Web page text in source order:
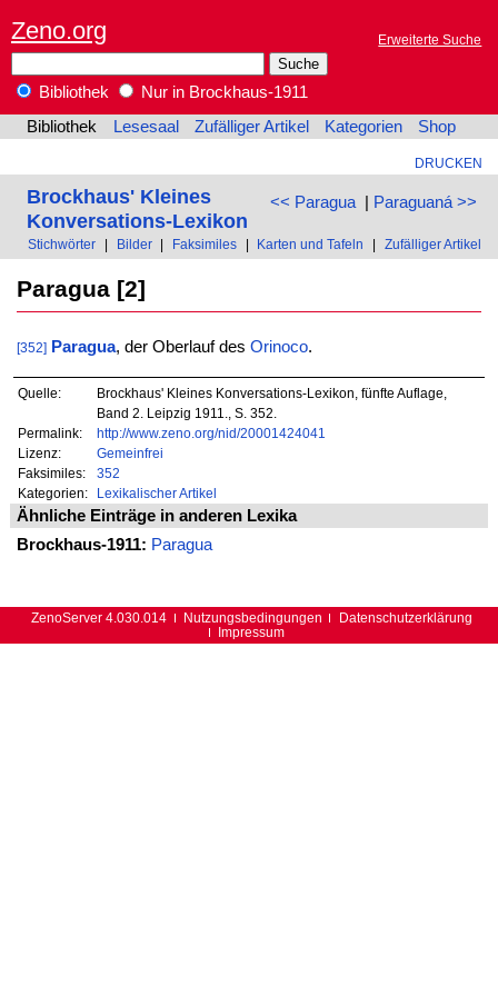
Zeno.org Erweiterte Suche
Bibliothek
Nur in Brockhaus-1911
Bibliothek
Lesesaal Zufälliger Artikel Kategorien Shop
DRUCKEN
<< Paragua| Paraguaná >>
Brockhaus' Kleines
Konversations-Lexikon
Stichwörter Bilder Faksimiles Karten und Tafeln Zufälliger Artikel
Paragua [2]
[352] Paragua, der Oberlauf des Orinoco.
Quelle:
Brockhaus' Kleines Konversations-Lexikon, fünfte Auflage,
Band 2. Leipzig 1911., S. 352.
Permalink:
http://www.zeno.org/nid/20001424041
Lizenz:
Gemeinfrei
Faksimiles:
352
Kategorien:
Lexikalischer Artikel
Ähnliche Einträge in anderen Lexika
Brockhaus-1911: Paragua
ZenoServer 4.030.014 Nutzungsbedingungen
Datenschutzerklärung
Impressum